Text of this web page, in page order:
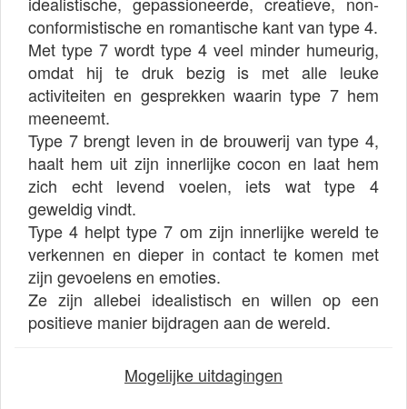
conformistische en romantische kant van type 4.
Met type 7 wordt type 4 veel minder humeurig,
omdat hij te druk bezig is met alle leuke
activiteiten en gesprekken waarin type 7 hem
meeneemt.
Type 7 brengt leven in de brouwerij van type 4,
haalt hem uit zijn innerlijke cocon en laat hem
zich echt levend voelen, iets wat type 4
geweldig vindt.
Type 4 helpt type 7 om zijn innerlijke wereld te
verkennen en dieper in contact te komen met
zijn gevoelens en emoties.
Ze zijn allebei idealistisch en willen op een
positieve manier bijdragen aan de wereld.
Mogelijke uitdagingen